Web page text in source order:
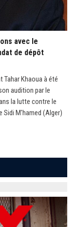
avec le
de dépôt
Khaoua à été
audition par le
la lutte contre le
Sidi M'hamed (Alger)